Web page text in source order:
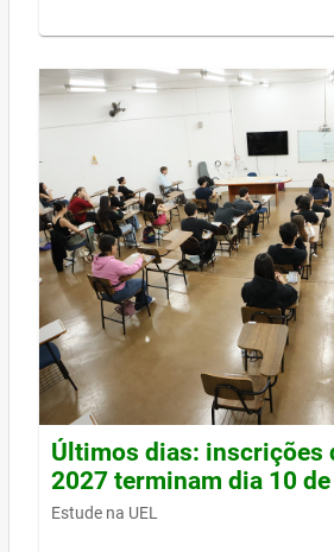
Últimos dias: inscrições
2027 terminam dia 10
Estude na UEL